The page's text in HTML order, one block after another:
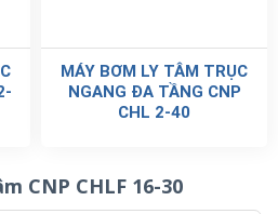
MÁY BƠM LY TÂM TRỤC
NGANG ĐA TẦNG CNP
CHL 2-40
CNP CHLF 16-30